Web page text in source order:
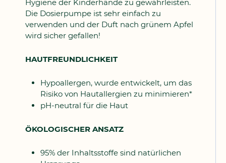
Hygiene der Kinderhände zu gewährleisten.
Die Dosierpumpe ist sehr einfach zu
verwenden und der Duft nach grünem Apfel
wird sicher gefallen!
HAUTFREUNDLICHKEIT
Hypoallergen, wurde entwickelt, um das
Risiko von Hautallergien zu minimieren*
pH-neutral für die Haut
ÖKOLOGISCHER ANSATZ
95% der Inhaltsstoffe sind natürlichen